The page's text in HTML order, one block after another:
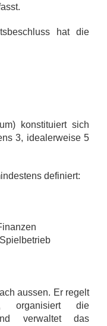
hat die
konstituiert sich
3, idealerweise 5
definiert:
aussen. Er regelt
organisiert die
verwaltet das